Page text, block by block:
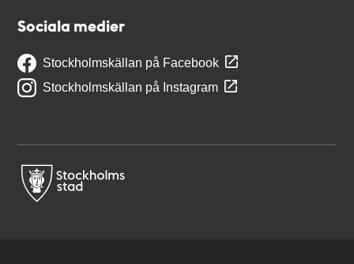
Sociala medier
Stockholmskällan på Facebook
Stockholmskällan på Instagram